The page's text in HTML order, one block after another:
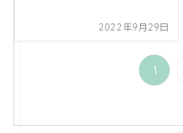
2022年9月29日
1